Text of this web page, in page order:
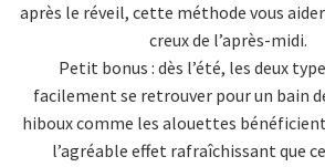
après le réveil, cette méthode vous
creux de l’après-midi.
Petit bonus : dès l’été, les deux
facilement se retrouver pour un bain
hiboux comme les alouettes
l’agréable effet rafraîchissant que